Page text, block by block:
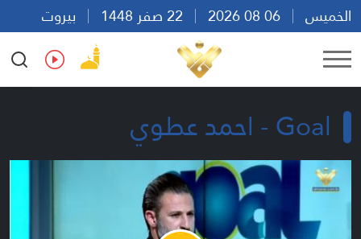
الخميس
بيروت
17:52
Ar En Fr Es
Goal - احمد عطوي